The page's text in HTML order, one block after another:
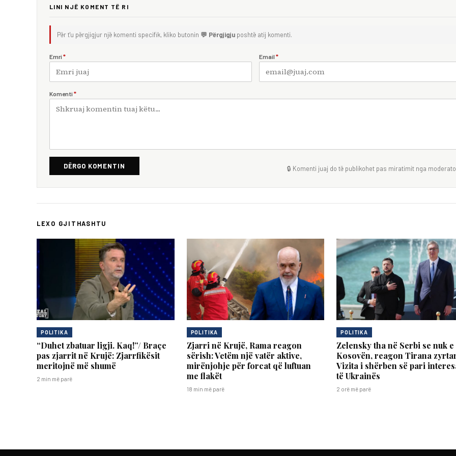
LINI NJË KOMENT TË RI
Për t'u përgjigjur një komenti specifik, kliko butonin 💬 Përgjigju poshtë atij komenti.
Emri * Email *
Komenti *
DËRGO KOMENTIN 🔒 Komenti juaj do të publikohet pas miratimit nga
LEXO GJITHASHTU
POLITIKA
“Duhet zbatuar ligji. Kaq!”/ Braçe
pas zjarrit në Krujë: Zjarrfikësit
meritojnë më shumë
2 min më parë
POLITIKA
Zjarri në Krujë, Rama reagon
sërish: Vetëm një vatër aktive,
mirënjohje për forcat që luftuan
me flakët
18 min më parë
POLITIKA
Zelensky tha në Serbi se nuk
Kosovën, reagon Tirana
Vizita i shërben së pari
të Ukrainës
2 orë më parë